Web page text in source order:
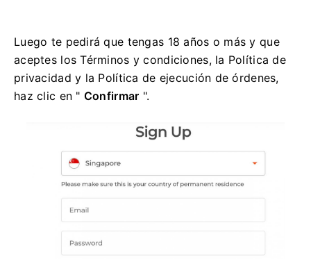
Luego te pedirá que tengas 18 años o más y que
aceptes los Términos y condiciones, la Política de
privacidad y la Política de ejecución de órdenes,
haz clic en " Confirmar ".